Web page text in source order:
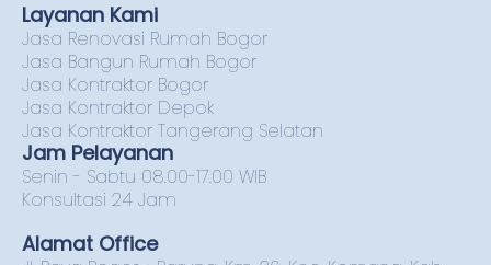
Layanan Kami
Jasa Renovasi Rumah Bogor
Jasa Bangun Rumah Bogor
Jasa Kontraktor Bogor
Jasa Kontraktor Depok
Jasa Kontraktor Tangerang Selatan
Jam Pelayanan
Senin - Sabtu 08.00-17.00 WIB
Konsultasi 24 Jam
Alamat Office